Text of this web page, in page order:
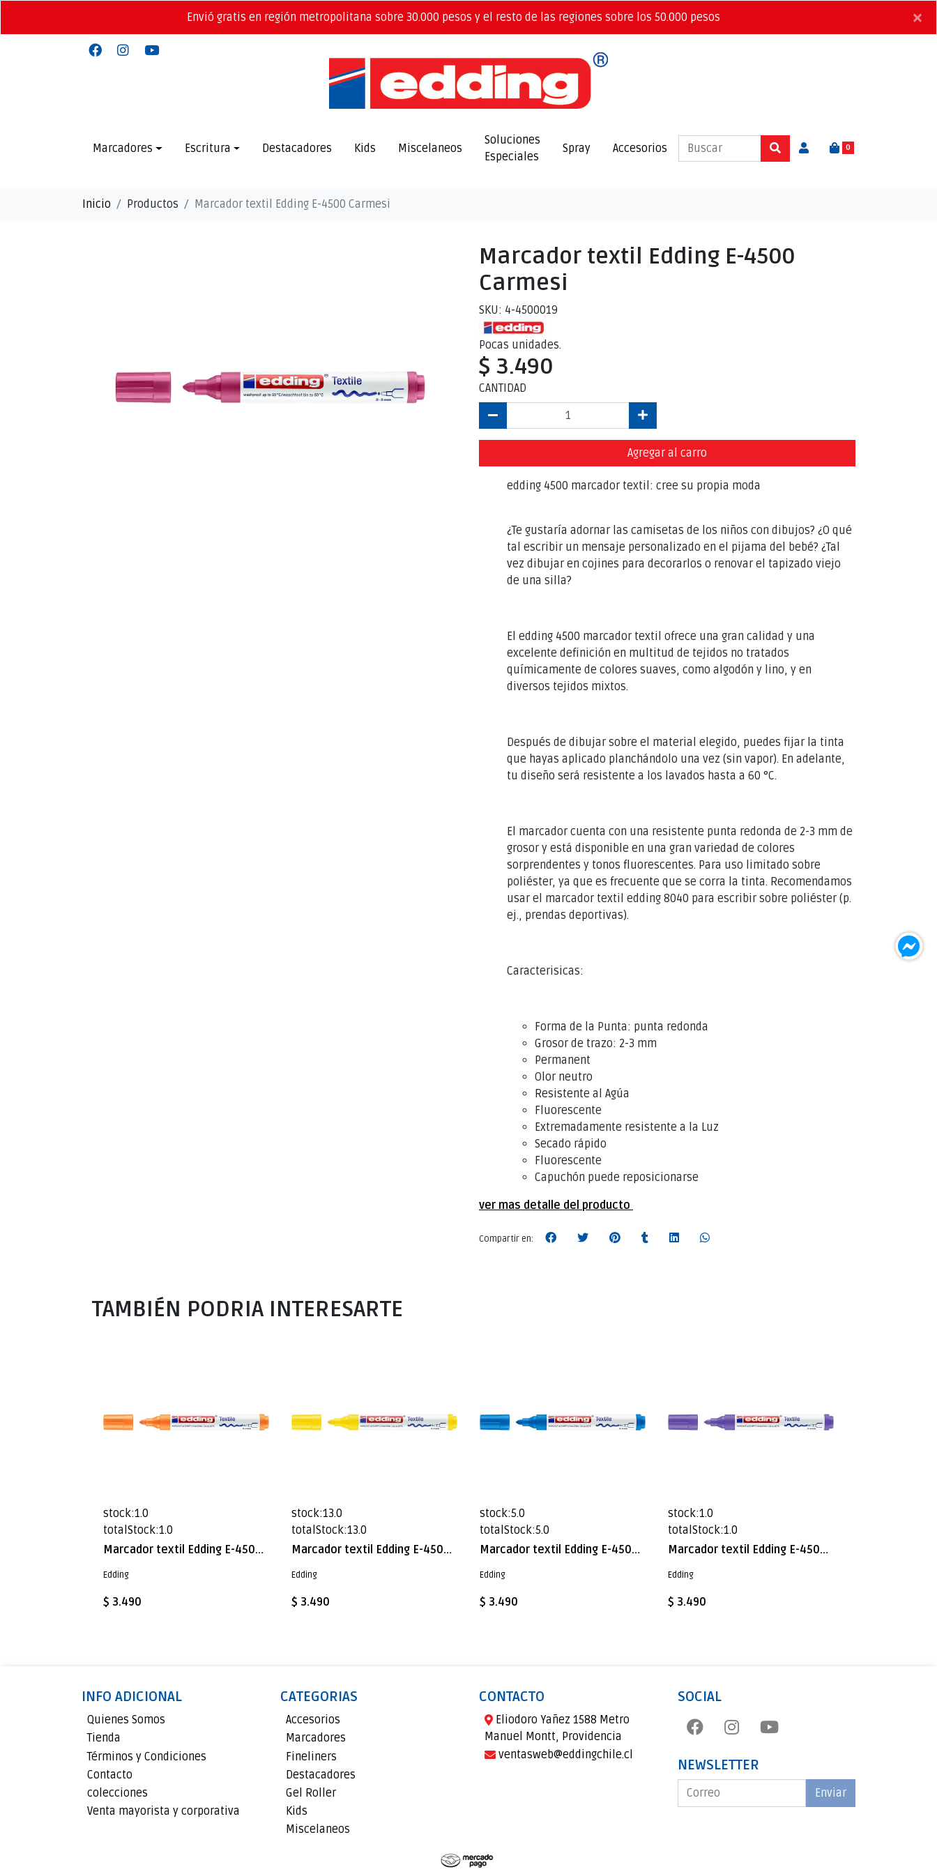
Envió gratis en región metropolitana sobre 30.000 pesos y el resto de las regiones sobre los 50.000 pesos ×
0
Marcadores Escritura Destacadores Kids Miscelaneos
Soluciones
Especiales
Spray Accesorios
Inicio Productos Marcador textil Edding E-4500 Carmesi
Marcador textil Edding E-4500
Carmesi
SKU: 4-4500019
Pocas unidades.
$ 3.490
CANTIDAD
Agregar al carro
edding 4500 marcador textil: cree su propia moda
¿Te gustaría adornar las camisetas de los niños con dibujos? ¿O qué
tal escribir un mensaje personalizado en el pijama del bebé? ¿Tal
vez dibujar en cojines para decorarlos o renovar el tapizado viejo
de una silla?
El edding 4500 marcador textil ofrece una gran calidad y una
excelente definición en multitud de tejidos no tratados
químicamente de colores suaves, como algodón y lino, y en
diversos tejidos mixtos.
Después de dibujar sobre el material elegido, puedes fijar la tinta
que hayas aplicado planchándolo una vez (sin vapor). En adelante,
tu diseño será resistente a los lavados hasta a 60 °C.
El marcador cuenta con una resistente punta redonda de 2-3 mm de
grosor y está disponible en una gran variedad de colores
sorprendentes y tonos fluorescentes. Para uso limitado sobre
poliéster, ya que es frecuente que se corra la tinta. Recomendamos
usar el marcador textil edding 8040 para escribir sobre poliéster (p.
ej., prendas deportivas).
Caracterisicas:
Forma de la Punta: punta redonda
Grosor de trazo: 2-3 mm
Permanent
Olor neutro
Resistente al Agúa
Fluorescente
Extremadamente resistente a la Luz
Secado rápido
Fluorescente
Capuchón puede reposicionarse
ver mas detalle del producto
Compartir en:
TAMBIÉN PODRIA INTERESARTE
stock:1.0
totalStock:1.0
Marcador textil Edding E-4500 Naranja Fluor
Edding
$ 3.490
stock:13.0
totalStock:13.0
Marcador textil Edding E-4500 Amarillo
Edding
$ 3.490
stock:5.0
totalStock:5.0
Marcador textil Edding E-4500 Celeste
Edding
$ 3.490
stock:1.0
totalStock:1.0
Marcador textil Edding E-4500 Violeta Fluo
Edding
$ 3.490
INFO ADICIONAL
Quienes Somos
Tienda
Términos y Condiciones
Contacto
colecciones
Venta mayorista y corporativa
CATEGORIAS
Accesorios
Marcadores
Fineliners
Destacadores
Gel Roller
Kids
Miscelaneos
CONTACTO
Eliodoro Yañez 1588 Metro
Manuel Montt, Providencia
ventasweb@eddingchile.cl
SOCIAL
NEWSLETTER
Enviar